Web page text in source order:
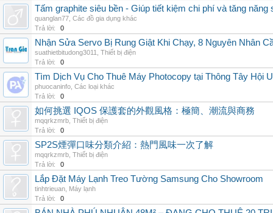
Tấm graphite siêu bền - Giúp tiết kiệm chi phí và tăng năng
quanglan77 Các đồ gia dụng khác
Trả lời:
0
Nhận Sửa Servo Bị Rung Giật Khi Chạy, 8 Nguyên Nhân
suathietbitudong3011
Thiết bị điện
Trả lời:
0
Tìm Dịch Vụ Cho Thuê Máy Photocopy tại Thông Tây Hội
phuocaninfo Các loại khác
Trả lời:
0
如何挑選 IQOS 保護套的外觀風格：極簡、潮流與商務
mqqrkzmrb Thiết bị điện
Trả lời:
0
SP2S煙彈口味分類介紹：熱門風味一次了解
mqqrkzmrb Thiết bị điện
Trả lời:
0
Lắp Đặt Máy Lạnh Treo Tường Samsung Cho Showroom
tinhtrieuan Máy lạnh
Trả lời:
0